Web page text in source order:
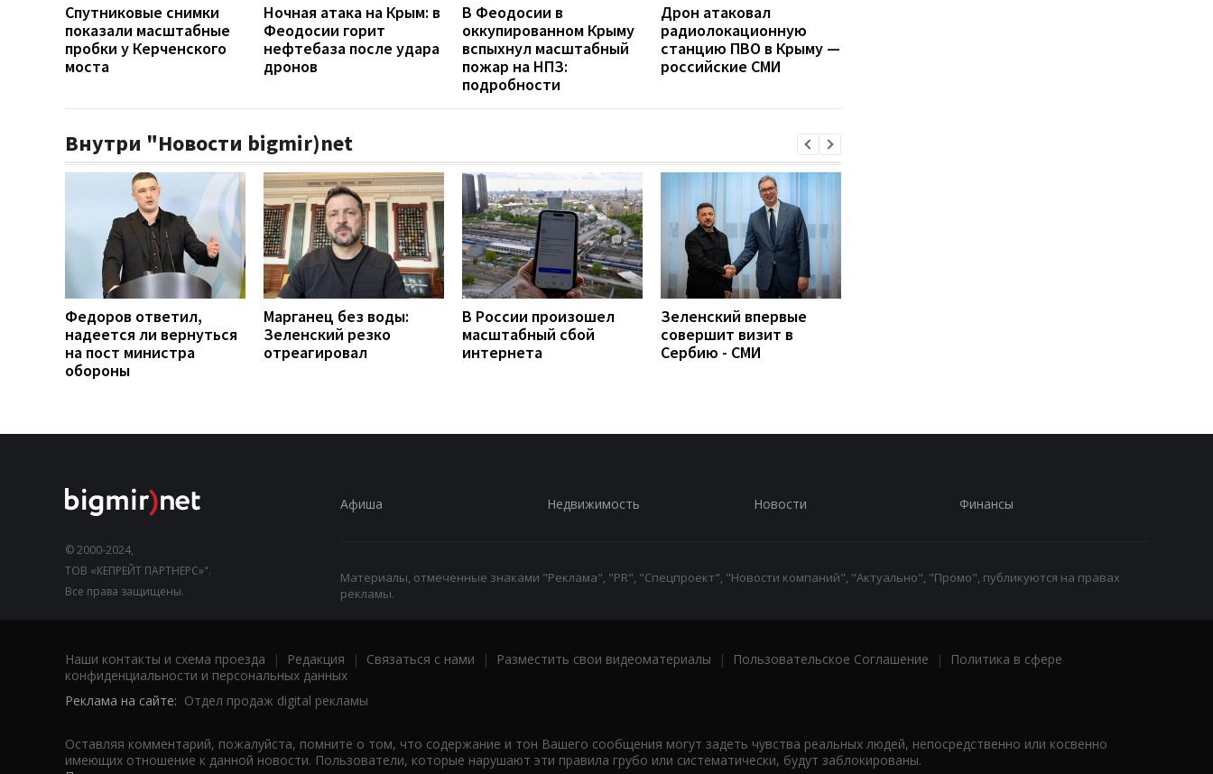
Спутниковые снимки
показали масштабные
пробки у Керченского
моста
Ночная атака на Крым: в
Феодосии горит
нефтебаза после удара
дронов
В Феодосии в
оккупированном Крыму
вспыхнул масштабный
пожар на НПЗ:
подробности
Дрон атаковал
радиолокационную
станцию ПВО в Крыму —
российские СМИ
Внутри "Новости bigmir)net
Федоров ответил,
надеется ли вернуться
на пост министра
обороны
Марганец без воды:
Зеленский резко
отреагировал
В России произошел
масштабный сбой
интернета
Зеленский впервые
совершит визит в
Сербию - СМИ
© 2000-2024,
ТОВ «КЕПРЕЙТ ПАРТНЕРС»".
Все права защищены.
Афиша Недвижимость Новости Финансы
Материалы, отмеченные знаками "Реклама", "PR", "Спецпроект", "Новости компаний", "Актуально", "Промо", публикуются на правах
рекламы.
Наши контакты и схема проезда | Редакция | Связаться с нами | Разместить свои видеоматериалы | Пользовательское Соглашение |
Политика в сфере
конфиденциальности и персональных данных
Реклама на сайте: Отдел продаж digital рекламы
Оставляя комментарий, пожалуйста, помните о том, что содержание и тон Вашего сообщения могут задеть чувства реальных людей, непосредственно или косвенно
имеющих отношение к данной новости. Пользователи, которые нарушают эти правила грубо или систематически, будут заблокированы.